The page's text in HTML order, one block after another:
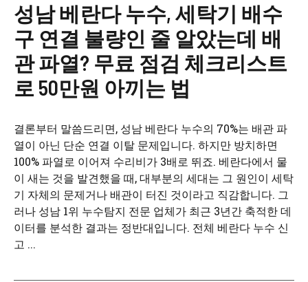
성남 베란다 누수, 세탁기 배수
구 연결 불량인 줄 알았는데 배
관 파열? 무료 점검 체크리스트
로 50만원 아끼는 법
결론부터 말씀드리면, 성남 베란다 누수의 70%는 배관 파
열이 아닌 단순 연결 이탈 문제입니다. 하지만 방치하면
100% 파열로 이어져 수리비가 3배로 뛰죠. 베란다에서 물
이 새는 것을 발견했을 때, 대부분의 세대는 그 원인이 세탁
기 자체의 문제거나 배관이 터진 것이라고 직감합니다. 그
러나 성남 1위 누수탐지 전문 업체가 최근 3년간 축적한 데
이터를 분석한 결과는 정반대입니다. 전체 베란다 누수 신
고 ...